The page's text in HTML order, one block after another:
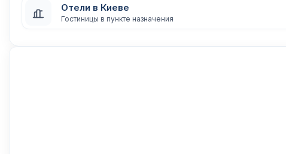
Отели в Киеве
Гостиницы в пункте назначения